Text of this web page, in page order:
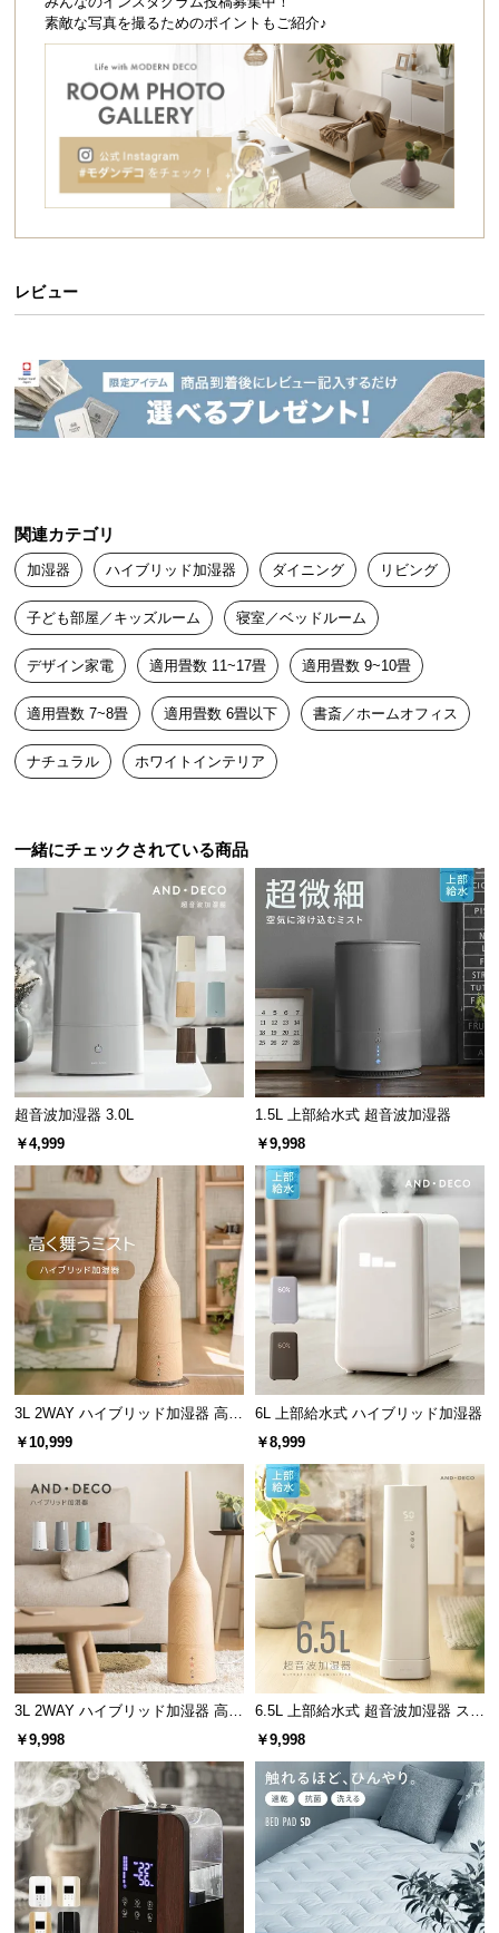
支
に
つ
い
て
料
に
い
て
大
型
商
品
送
て
中
型
商
品
の
配
つ
い
て
小
型
商
品
の
配
送
に
つ
い
て
開
梱
設
置
ビ
ス
つ
い
て
素敵な写真を撮るためのポイントもご紹介♪
レビュー
関連カテゴリ
加湿器 ハイブリッド加湿器 ダイニング リビング
子ども部屋／キッズルーム 寝室／ベッドルーム
デザイン家電 適用畳数 11~17畳 適用畳数 9~10畳
適用畳数 7~8畳 適用畳数 6畳以下 書斎／ホームオフィス
ナチュラル ホワイトインテリア
一緒にチェックされている商品
超音波加湿器 3.0L
￥4,999
1.5L 上部給水式 超音波加湿器
￥9,998
3L 2WAY ハイブリッド加湿器 高さ
調整可能 木目調
￥10,999
6L 上部給水式 ハイブリッド加湿器
￥8,999
3L 2WAY ハイブリッド加湿器 高さ
調整可能
￥9,998
6.5L 上部給水式 超音波加湿器 ステ
ンレス振動子モデル
￥9,998